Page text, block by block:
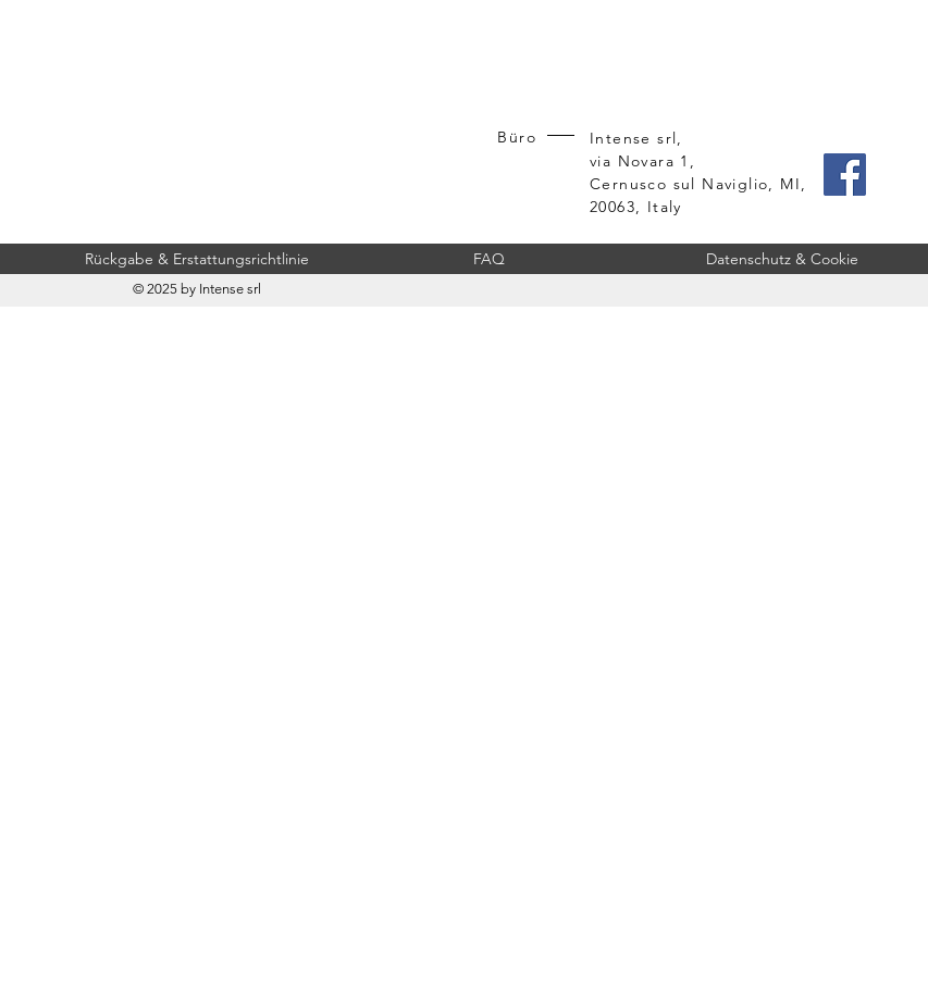
Büro
Intense srl,
via Novara 1,
Cernusco sul Naviglio, MI,
20063, Italy
Rückgabe & Erstattungsrichtlinie FAQ Datenschutz & Cookie
© 2025 by Intense srl